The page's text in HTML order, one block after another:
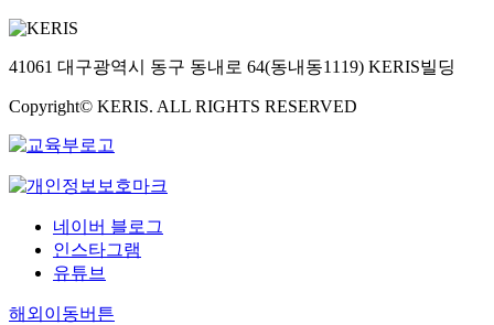
41061 대구광역시 동구 동내로 64(동내동1119) KERIS빌딩
Copyright© KERIS. ALL RIGHTS RESERVED
네이버 블로그
인스타그램
유튜브
해외이동버튼